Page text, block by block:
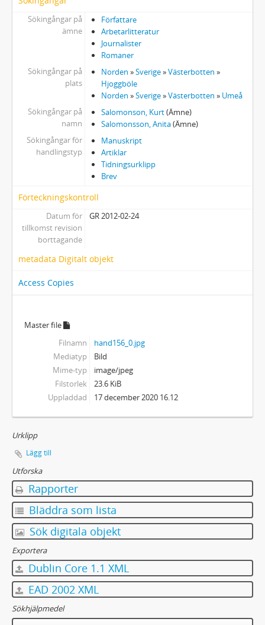
Sökingångar på
ämne
Författare
Arbetarlitteratur
Journalister
Romaner
Sökingångar på
plats
Norden »Sverige»Västerbotten »
Hjoggböle
Norden »Sverige»Västerbotten » Umeå
Sökingångar på
namn
Salomonson, Kurt(Ämne)
Salomonsson, Anita(Ämne)
Sökingångar för
handlingstyp
Manuskript
Artiklar
Tidningsurklipp
Brev
Förteckningskontroll
Datum för
tillkomst revision
borttagande
GR 2012-02-24
metadata Digitalt objekt
Access Copies
Master file
Filnamn
hand156_0.jpg
Mediatyp
Bild
Mime-typ
image/jpeg
Filstorlek
23.6 KiB
Uppladdad
17 december 2020 16.12
Urklipp
Lägg till
Utforska
Rapporter
Bläddra som lista
Sök digitala objekt
Exportera
Dublin Core 1.1 XML
EAD 2002 XML
Sökhjälpmedel